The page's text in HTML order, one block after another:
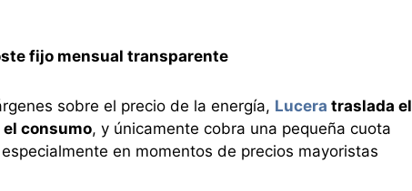
fijo mensual transparente
sobre el precio de la energía, Lucera traslada el
consumo, y únicamente cobra una pequeña cuota
en momentos de precios mayoristas